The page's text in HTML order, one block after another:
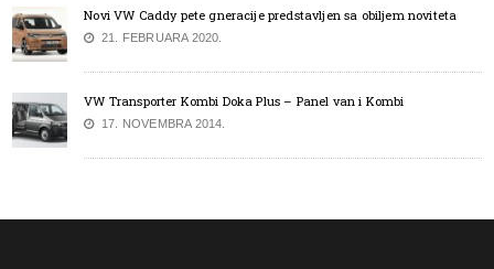
Novi VW Caddy pete gneracije predstavljen sa obiljem noviteta
21. FEBRUARA 2020.
VW Transporter Kombi Doka Plus – Panel van i Kombi
17. NOVEMBRA 2014.